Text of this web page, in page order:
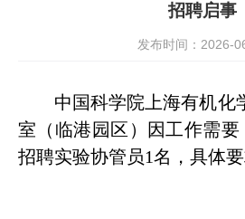
招聘启事
发布时间：2026-
中国科学院上海有机化
室（临港园区）因工作需
招聘实验协管员1名，具体要